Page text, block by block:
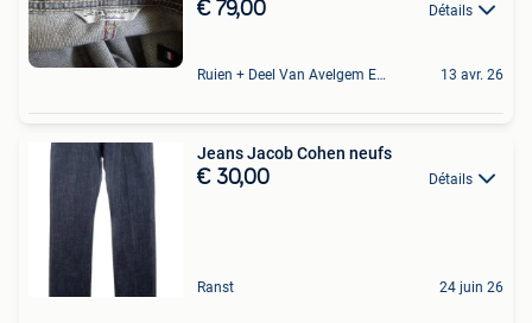
€ 79,00 Détails
Ruien + Deel Van Avelgem En Waarmaarde 13 avr. 26
Jeans Jacob Cohen neufs
€ 30,00 Détails
Ranst 24 juin 26